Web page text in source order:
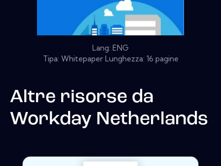
Lang: ENG
Tipa: Whitepaper Lunghezza: 16 pagine
Altre risorse da
Workday Netherlands